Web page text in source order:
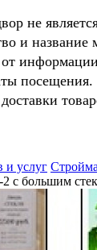
не
и название
и услуг
с большим